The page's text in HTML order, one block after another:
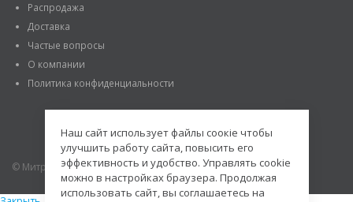
Распродажа
Доставка
Частые вопросы
О компании
Политика конфиденциальности
© Митраде. 2020. Все права защищены.
Наш сайт использует файлы соокіе чтобы
улучшить работу сайта, повысить его
эффективность и удобство. Управлять cookie
можно в настройках браузера. Продолжая
использовать сайт, вы соглашаетесь на